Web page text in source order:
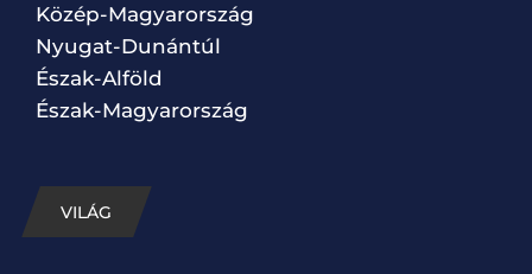
Közép-Magyarország
Nyugat-Dunántúl
Észak-Alföld
Észak-Magyarország
VILÁG